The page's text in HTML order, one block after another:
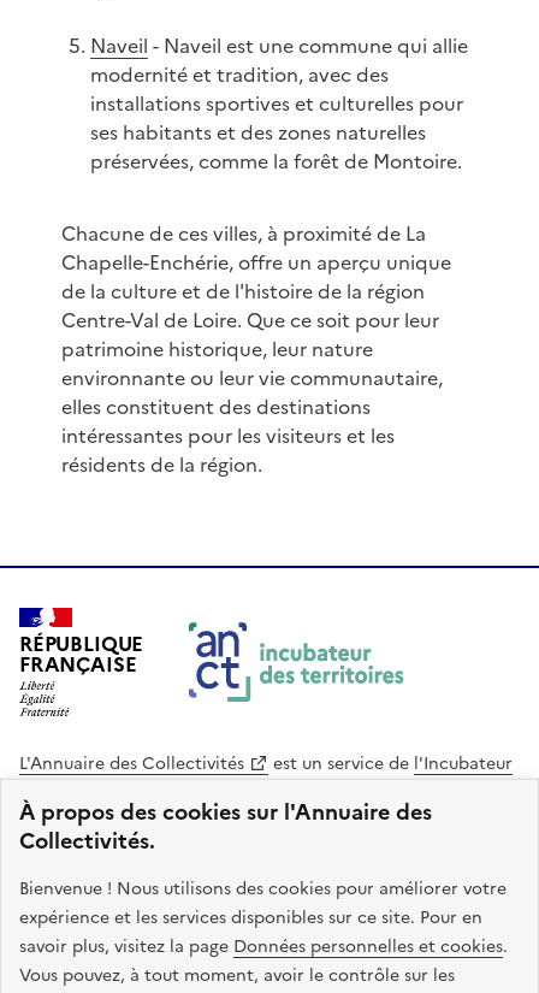
À propos des cookies sur l'Annuaire des
Collectivités.
Bienvenue ! Nous utilisons des cookies pour améliorer votre
expérience et les services disponibles sur ce site. Pour en
savoir plus, visitez la page Données personnelles et cookies.
Vous pouvez, à tout moment, avoir le contrôle sur les
Naveil - Naveil est une commune qui allie
modernité et tradition, avec des
installations sportives et culturelles pour
ses habitants et des zones naturelles
préservées, comme la forêt de Montoire.
Chacune de ces villes, à proximité de La
Chapelle-Enchérie, offre un aperçu unique
de la culture et de l'histoire de la région
Centre-Val de Loire. Que ce soit pour leur
patrimoine historique, leur nature
environnante ou leur vie communautaire,
elles constituent des destinations
intéressantes pour les visiteurs et les
résidents de la région.
RÉPUBLIQUE
FRANÇAISE
L'Annuaire des Collectivités est un service de l'Incubateur
des Territoires
Cohésion des Territoires
. Le code source de ce site web
est disponible en licence libre. Le design de ce site est conçu
avec le système de design de l’État.
legifrance.gouv.fr
info.gouv.fr